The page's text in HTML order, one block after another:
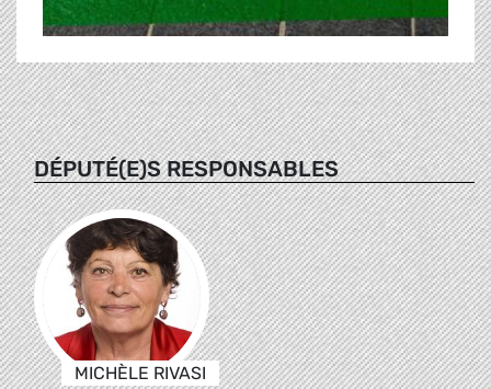
DÉPUTÉ(E)S RESPONSABLES
MICHÈLE RIVASI